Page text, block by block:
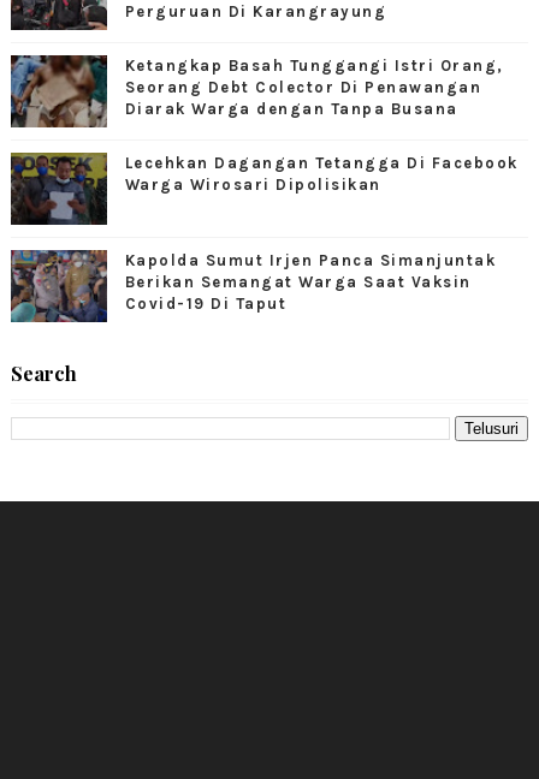
Perguruan Di Karangrayung
Ketangkap Basah Tunggangi Istri Orang,
Seorang Debt Colector Di Penawangan
Diarak Warga dengan Tanpa Busana
Lecehkan Dagangan Tetangga Di Facebook
Warga Wirosari Dipolisikan
Kapolda Sumut Irjen Panca Simanjuntak
Berikan Semangat Warga Saat Vaksin
Covid-19 Di Taput
Search